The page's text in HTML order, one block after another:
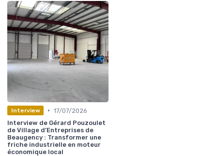
Interview • 17/07/2026
Interview de Gérard Pouzoulet
de Village d’Entreprises de
Beaugency : Transformer une
friche industrielle en moteur
économique local